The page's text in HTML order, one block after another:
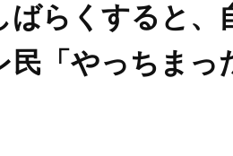
らくすると、
「やっちまっ